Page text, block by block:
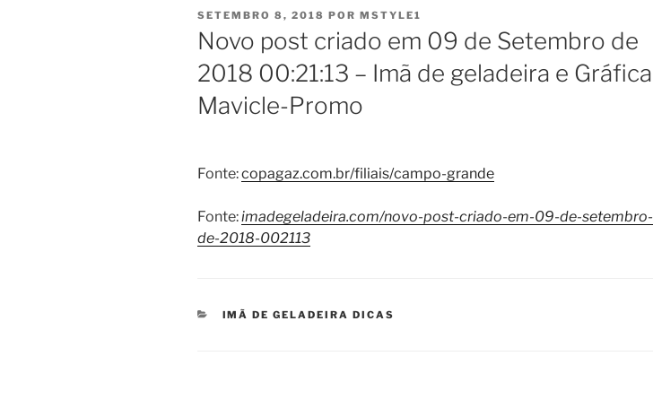
PUBLICADO
EM
SETEMBRO 8, 2018 POR MSTYLE1
Novo post criado em 09 de Setembro de
2018 00:21:13 – Imã de geladeira e Gráfica
Mavicle-Promo
Fonte:copagaz.com.br/filiais/campo-grande
Fonte:imadegeladeira.com/novo-post-criado-em-09-de-setembro-
de-2018-002113
CATEGORIAS
IMÃ DE GELADEIRA DICAS